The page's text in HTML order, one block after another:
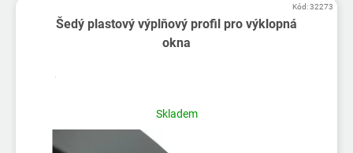
Šedý plastový výplňový profil pro výklopná
okna
Skladem
Kód:32273